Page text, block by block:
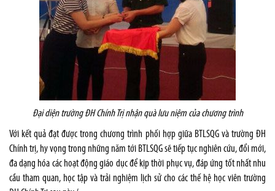
Đại diện trường ĐH Chính Trị nhận quà lưu niệm của chương trình
Với kết quả đạt được trong chương trình phối hợp giữa BTLSQG và trường ĐH
Chính trị, hy vọng trong những năm tới BTLSQG sẽ tiếp tục nghiên cứu, đổi mới,
đa dạng hóa các hoạt động giáo dục để kịp thời phục vụ, đáp ứng tốt nhất nhu
cầu tham quan, học tập và trải nghiệm lịch sử cho các thế hệ học viên trường